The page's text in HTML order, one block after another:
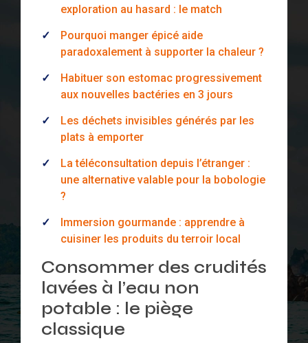
exploration au hasard : le match
Pourquoi manger épicé aide
paradoxalement à supporter la chaleur ?
Habituer son estomac progressivement
aux nouvelles bactéries en 3 jours
Les déchets invisibles générés par les
plats à emporter
La téléconsultation depuis l’étranger :
une alternative valable pour la bobologie
?
Immersion gourmande : apprendre à
cuisiner les produits du terroir local
Consommer des crudités
lavées à l’eau non
potable : le piège
classique